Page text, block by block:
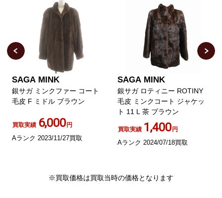
SAGA MINK
銀サガ ミンクファー コート
毛皮 F ミドル ブラウン
買取実績 6,000円
Aランク 2023/11/27買取
SAGA MINK
銀サガ ロティニー ROTINY
毛皮 ミンクコート ジャケッ
ト 11 L 茶 ブラウン
買取実績 1,400円
Aランク 2024/07/18買取
※買取価格は買取当時の価格となります